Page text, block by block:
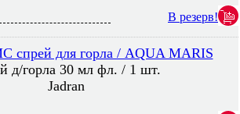
В резерв!
для горла / AQUA MARIS
д/горла 30 мл фл. / 1 шт.
Jadran